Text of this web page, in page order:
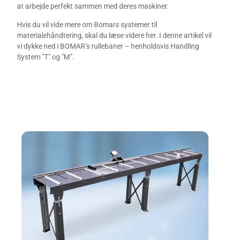
at arbejde perfekt sammen med deres maskiner.
Hvis du vil vide mere om Bomars systemer til
materialehåndtering, skal du læse videre her. I denne artikel vil
vi dykke ned i BOMAR’s rullebaner – henholdsvis Handling
System "T" og "M”.